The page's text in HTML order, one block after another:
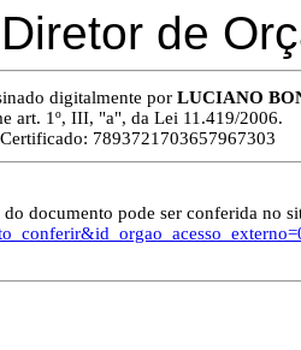
Diretor de
digitalmente por LUCIANO
art. 1º, III, "a", da Lei 11.419/2006.
7893721703657967303
do documento pode ser conferida no